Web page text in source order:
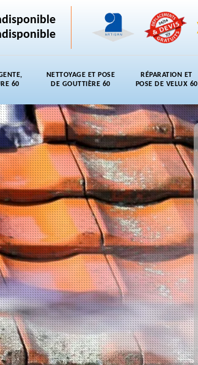
60
NETTOYAGE ET POSE
DE GOUTTIÈRE 60
RÉPARATION ET
POSE DE VELUX 60